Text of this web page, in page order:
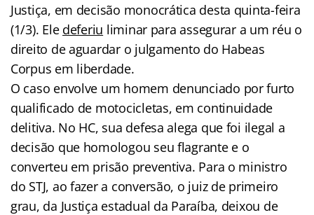
Justiça, em decisão monocrática desta quinta-feira
(1/3). Ele deferiu liminar para assegurar a um réu o
direito de aguardar o julgamento do Habeas
Corpus em liberdade.
O caso envolve um homem denunciado por furto
qualificado de motocicletas, em continuidade
delitiva. No HC, sua defesa alega que foi ilegal a
decisão que homologou seu flagrante e o
converteu em prisão preventiva. Para o ministro
do STJ, ao fazer a conversão, o juiz de primeiro
grau, da Justiça estadual da Paraíba, deixou de